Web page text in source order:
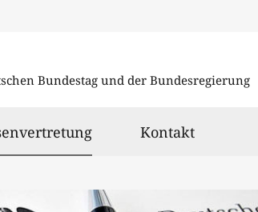
Bundestag und der Bundesregierung
ausgewählt
Kontakt